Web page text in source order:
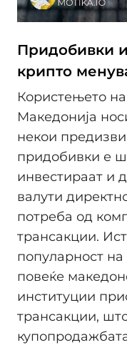
Придобивки
крипто
Користењето
Македонија
некои
придобивки е
инвестираат и
валути
потреба од
трансакции.
популарност на
повеќе
институции
трансакции,